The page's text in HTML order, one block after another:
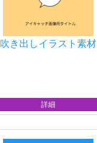
吹き出しイラスト素材
詳細